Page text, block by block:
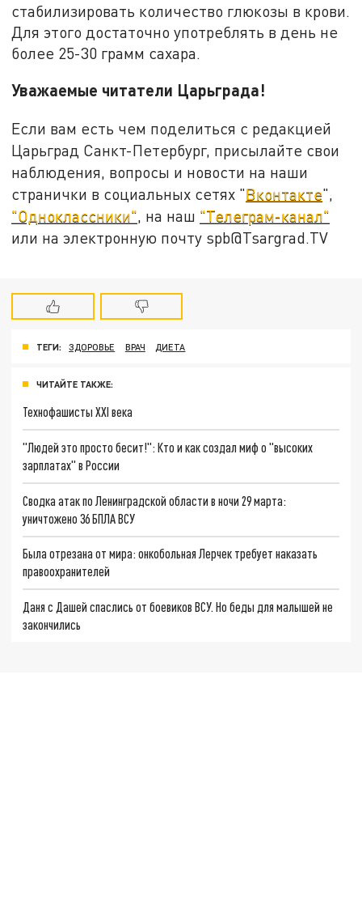
стабилизировать количество глюкозы в крови.
Для этого достаточно употреблять в день не
более 25-30 грамм сахара.
Уважаемые читатели Царьграда!
Если вам есть чем поделиться с редакцией
Царьград Санкт-Петербург, присылайте свои
наблюдения, вопросы и новости на наши
странички в социальных сетях "Вконтакте",
"Одноклассники", на наш "Телеграм-канал"
или на электронную почту spb@Tsargrad.TV
ТЕГИ: ЗДОРОВЬЕ ВРАЧ ДИЕТА
ЧИТАЙТЕ ТАКЖЕ:
Технофашисты XXI века
"Людей это просто бесит!": Кто и как создал миф о "высоких
зарплатах" в России
Сводка атак по Ленинградской области в ночи 29 марта:
уничтожено 36 БПЛА ВСУ
Была отрезана от мира: онкобольная Лерчек требует наказать
правоохранителей
Даня с Дашей спаслись от боевиков ВСУ. Но беды для малышей не
закончились